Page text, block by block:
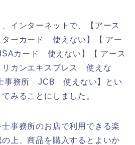
インターネットで、【アース
ーカード 使えない】【 アー
カード 使えない】【 アース
カンエキスプレス 使えな
事務所 JCB 使えない】とい
みることにしました。
事務所のお店で利用できる楽
上、商品を購入するとよいか